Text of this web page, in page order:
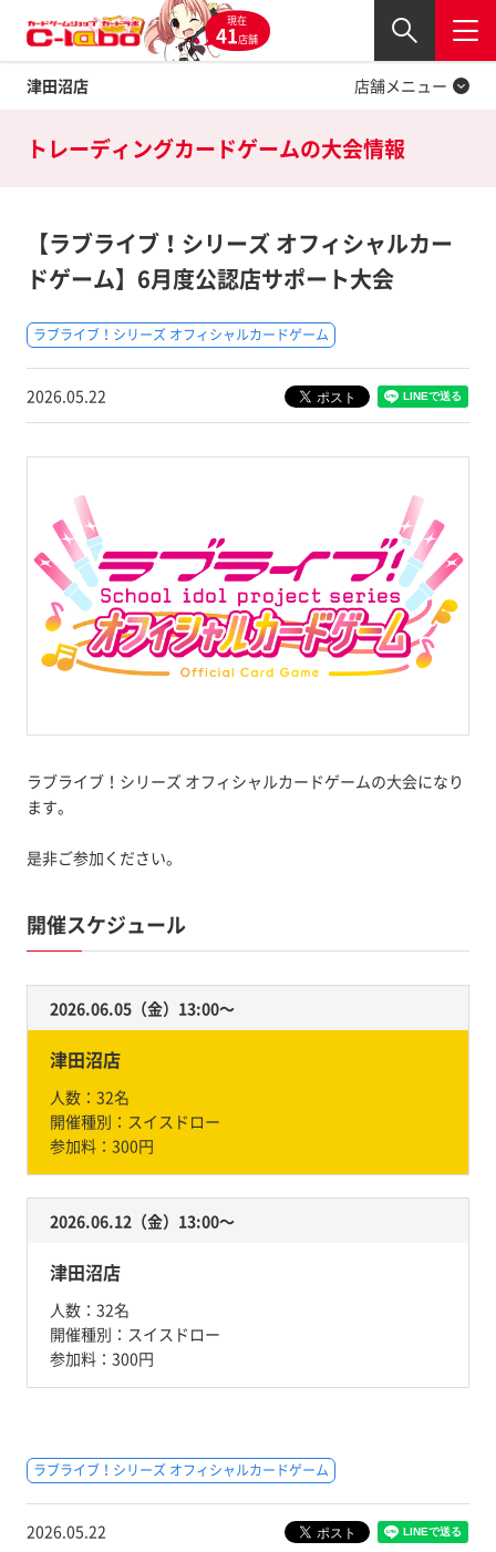
現在
41店舗
津田沼店
閉じる
店舗メニュー
Twitter
トレーディングカードゲームの大会情報
【ラブライブ！シリーズ オフィシャルカー
ドゲーム】6月度公認店サポート大会
ラブライブ！シリーズ オフィシャルカードゲーム
2026.05.22
ラブライブ！シリーズ オフィシャルカードゲームの大会になり
ます。
是非ご参加ください。
開催スケジュール
2026.06.05（金）13:00〜
津田沼店
人数： 32名
開催種別： スイスドロー
参加料： 300円
2026.06.12（金）13:00〜
津田沼店
人数： 32名
開催種別： スイスドロー
参加料： 300円
ラブライブ！シリーズ オフィシャルカードゲーム
2026.05.22